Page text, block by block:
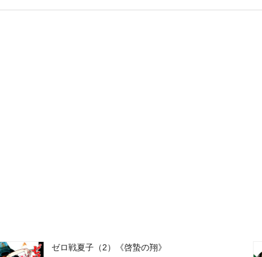
ゼロ戦夏子（2）《啓蟄の翔》
を生き抜いたひとりの女の復讐と義侠心の壮絶な物語、第１巻（全